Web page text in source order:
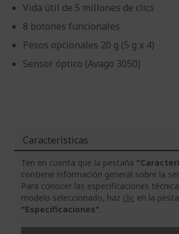
Vida útil de 5 millones de clics
8 botones funcionales
Pesos opcionales 20 g (5 g x 4)
Sensor óptico (Avago 3050)
Características
Ten en cuenta que la pestaña
contiene información general sobre la
Para conocer las especificaciones
modelo seleccionado, haz clic en la
"Especificaciones".